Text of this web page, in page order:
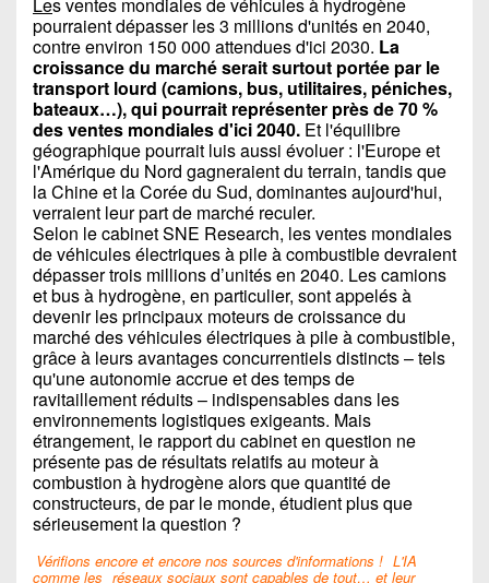
Les ventes mondiales de véhicules à hydrogène
pourraient dépasser les 3 millions d'unités en 2040,
contre environ 150 000 attendues d'ici 2030. La
croissance du marché serait surtout portée par le
transport lourd (camions, bus, utilitaires, péniches,
bateaux…), qui pourrait représenter près de 70 %
des ventes mondiales d'ici 2040. Et l'équilibre
géographique pourrait luis aussi évoluer : l'Europe et
l'Amérique du Nord gagneraient du terrain, tandis que
la Chine et la Corée du Sud, dominantes aujourd'hui,
verraient leur part de marché reculer.
Selon le cabinet SNE Research, les ventes mondiales
de véhicules électriques à pile à combustible devraient
dépasser trois millions d’unités en 2040. Les camions
et bus à hydrogène, en particulier, sont appelés à
devenir les principaux moteurs de croissance du
marché des véhicules électriques à pile à combustible,
grâce à leurs avantages concurrentiels distincts – tels
qu'une autonomie accrue et des temps de
ravitaillement réduits – indispensables dans les
environnements logistiques exigeants. Mais
étrangement, le rapport du cabinet en question ne
présente pas de résultats relatifs au moteur à
combustion à hydrogène alors que quantité de
constructeurs, de par le monde, étudient plus que
sérieusement la question ?
Vérifions encore et encore nos sources d'informations ! L'IA
comme les réseaux sociaux sont capables de tout… et leur